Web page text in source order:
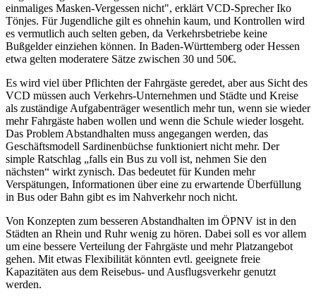
einmaliges Masken-Vergessen nicht", erklärt VCD-Sprecher Iko
Tönjes. Für Jugendliche gilt es ohnehin kaum, und Kontrollen wird
es vermutlich auch selten geben, da Verkehrsbetriebe keine
Bußgelder einziehen können. In Baden-Württemberg oder Hessen
etwa gelten moderatere Sätze zwischen 30 und 50€.
Es wird viel über Pflichten der Fahrgäste geredet, aber aus Sicht des
VCD müssen auch Verkehrs-Unternehmen und Städte und Kreise
als zuständige Aufgabenträger wesentlich mehr tun, wenn sie wieder
mehr Fahrgäste haben wollen und wenn die Schule wieder losgeht.
Das Problem Abstandhalten muss angegangen werden, das
Geschäftsmodell Sardinenbüchse funktioniert nicht mehr. Der
simple Ratschlag „falls ein Bus zu voll ist, nehmen Sie den
nächsten“ wirkt zynisch. Das bedeutet für Kunden mehr
Verspätungen, Informationen über eine zu erwartende Überfüllung
in Bus oder Bahn gibt es im Nahverkehr noch nicht.
Von Konzepten zum besseren Abstandhalten im ÖPNV ist in den
Städten an Rhein und Ruhr wenig zu hören. Dabei soll es vor allem
um eine bessere Verteilung der Fahrgäste und mehr Platzangebot
gehen. Mit etwas Flexibilität könnten evtl. geeignete freie
Kapazitäten aus dem Reisebus- und Ausflugsverkehr genutzt
werden.